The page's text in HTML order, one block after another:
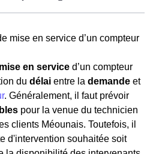
GRDF pour connecter sa maison
au réseau de gaz naturel (gaz
dépend de la
et de laduréenécessaire pour
administratives locales, pouvant
le raccordement, si l'installation
au gaz, les clients
à un technicien de GRDF
en souscrivant un contrat
à un contrat d’énergie auprès
le client de Méounes-Lès-
dans un logement déjà
Cette démarche est nécessaire
été coupé. Cetteprocédure
souscriptiond'unabonnement
de cette énergie.
mise en service d’un compteur
en service d’un compteur
du délai entre la demande et
. Généralement, il faut prévoir
pour la venue du technicien
clients Méounais. Toutefois, il
d'intervention souhaitée soit